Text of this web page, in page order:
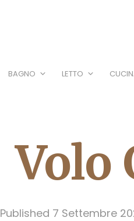
BAGNO LETTO
Volo
Published 7 Settembre